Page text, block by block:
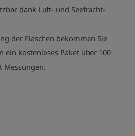
dank Luft- und Seefracht-
der Flaschen bekommen Sie
ein kostenloses Paket über 100
Messungen.